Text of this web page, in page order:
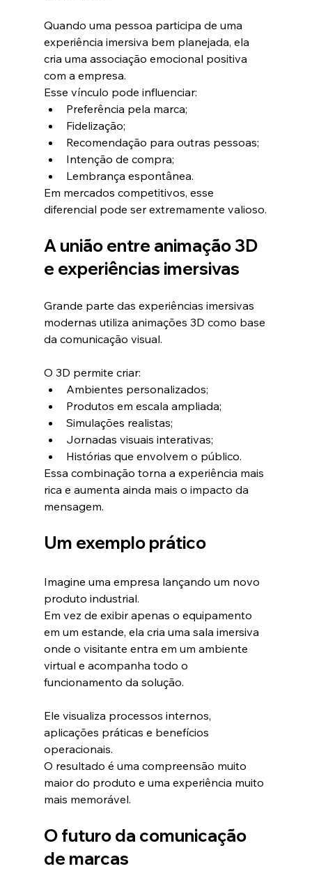
Quando uma pessoa participa de uma
experiência imersiva bem planejada, ela
cria uma associação emocional positiva
com a empresa.
Esse vínculo pode influenciar:
Preferência pela marca;
Fidelização;
Recomendação para outras pessoas;
Intenção de compra;
Lembrança espontânea.
Em mercados competitivos, esse
diferencial pode ser extremamente valioso.
A união entre animação 3D
e experiências imersivas
Grande parte das experiências imersivas
modernas utiliza animações 3D como base
da comunicação visual.
O 3D permite criar:
Ambientes personalizados;
Produtos em escala ampliada;
Simulações realistas;
Jornadas visuais interativas;
Histórias que envolvem o público.
Essa combinação torna a experiência mais
rica e aumenta ainda mais o impacto da
mensagem.
Um exemplo prático
Imagine uma empresa lançando um novo
produto industrial.
Em vez de exibir apenas o equipamento
em um estande, ela cria uma sala imersiva
onde o visitante entra em um ambiente
virtual e acompanha todo o
funcionamento da solução.
Ele visualiza processos internos,
aplicações práticas e benefícios
operacionais.
O resultado é uma compreensão muito
maior do produto e uma experiência muito
mais memorável.
O futuro da comunicação
de marcas